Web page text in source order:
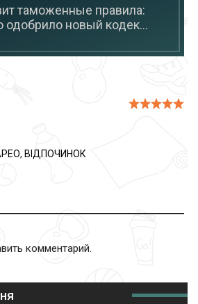
таможенные правила:
одобрило новый кодек...
, ВІДПОЧИНОК
комментарий.